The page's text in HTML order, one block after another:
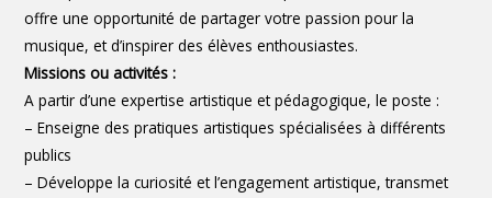
offre une opportunité de partager votre passion pour la
musique, et d’inspirer des élèves enthousiastes.
Missions ou activités :
A partir d’une expertise artistique et pédagogique, le poste :
– Enseigne des pratiques artistiques spécialisées à différents
publics
– Développe la curiosité et l’engagement artistique, transmet